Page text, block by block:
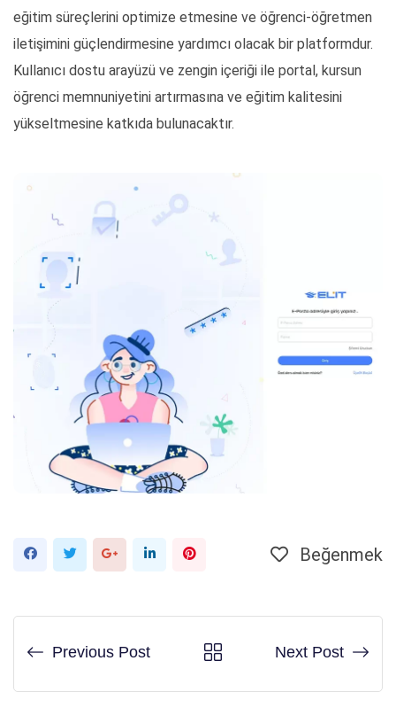
eğitim süreçlerini optimize etmesine ve öğrenci-öğretmen
iletişimini güçlendirmesine yardımcı olacak bir platformdur.
Kullanıcı dostu arayüzü ve zengin içeriği ile portal, kursun
öğrenci memnuniyetini artırmasına ve eğitim kalitesini
yükseltmesine katkıda bulunacaktır.
Google+LinkedInPinterest'in Beğenmek
Previous Post Next Post